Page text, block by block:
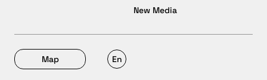
New Media
Map En